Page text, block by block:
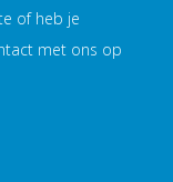
of heb je
met ons op